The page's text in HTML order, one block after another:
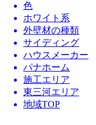
色
ホワイト系
外壁材の種類
サイディング
ハウスメーカー
パナホーム
施工エリア
東三河エリア
地域TOP